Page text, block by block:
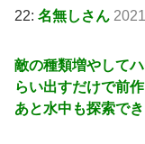
22: 名無しさん
敵の種類増やして
らい出すだけで前
あと水中も探索で